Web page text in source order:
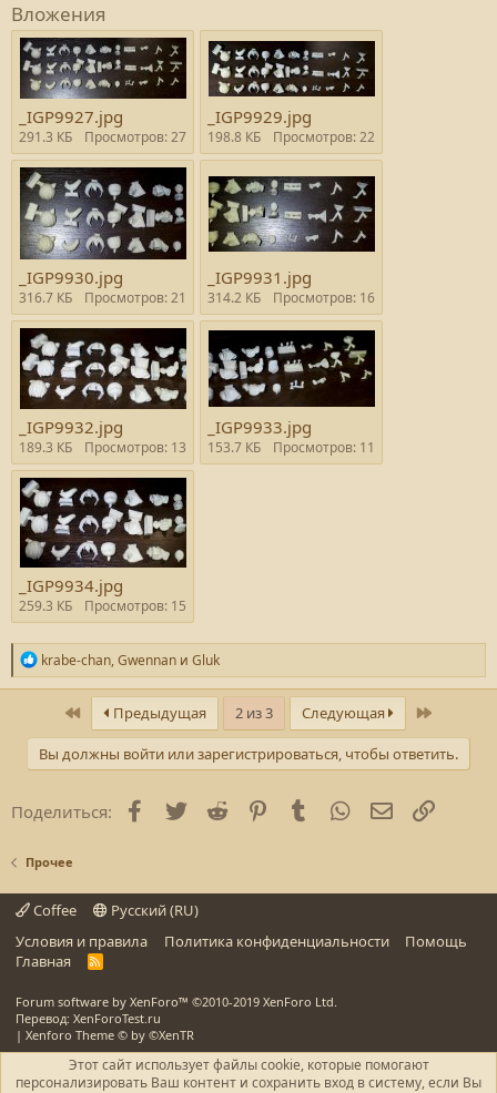
Вложения
_IGP9927.jpg
291.3 КБ Просмотров: 27
_IGP9929.jpg
198.8 КБ Просмотров: 22
_IGP9930.jpg
316.7 КБ Просмотров: 21
_IGP9931.jpg
314.2 КБ Просмотров: 16
_IGP9932.jpg
189.3 КБ Просмотров: 13
_IGP9933.jpg
153.7 КБ Просмотров: 11
_IGP9934.jpg
259.3 КБ Просмотров: 15
Р
е
а
и
и
krabe-chan,Gwennan и Gluk
ПервыйПредыдущая 2 из 3 Следующая
Вы должны войти или зарегистрироваться, чтобы ответить.
Поделиться: Facebook
TwitterReddit PinterestTumblr WhatsApp
E-mailСсылка
Прочее
Coffee
Русский (RU)
Условия и правила
Политика конфиденциальности
Помощь
Главная
R
Forum software by XenForo™ ©2010-2019 XenForo Ltd.
Перевод: XenForoTest.ru
| Xenforo Theme © by ©XenTR
Этот сайт использует файлы cookie, которые помогают
персонализировать Ваш контент и сохранить вход в систему, если Вы